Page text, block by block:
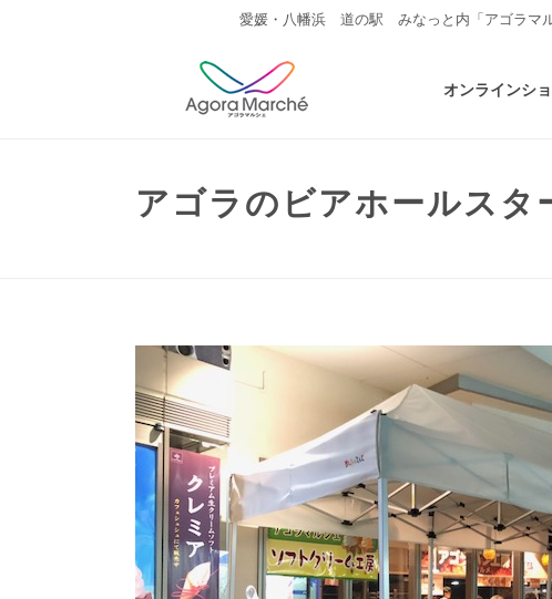
愛媛・八幡浜 道の駅 みなっと内「アゴラマ
オンラインシ
アゴラのビアホールスタ